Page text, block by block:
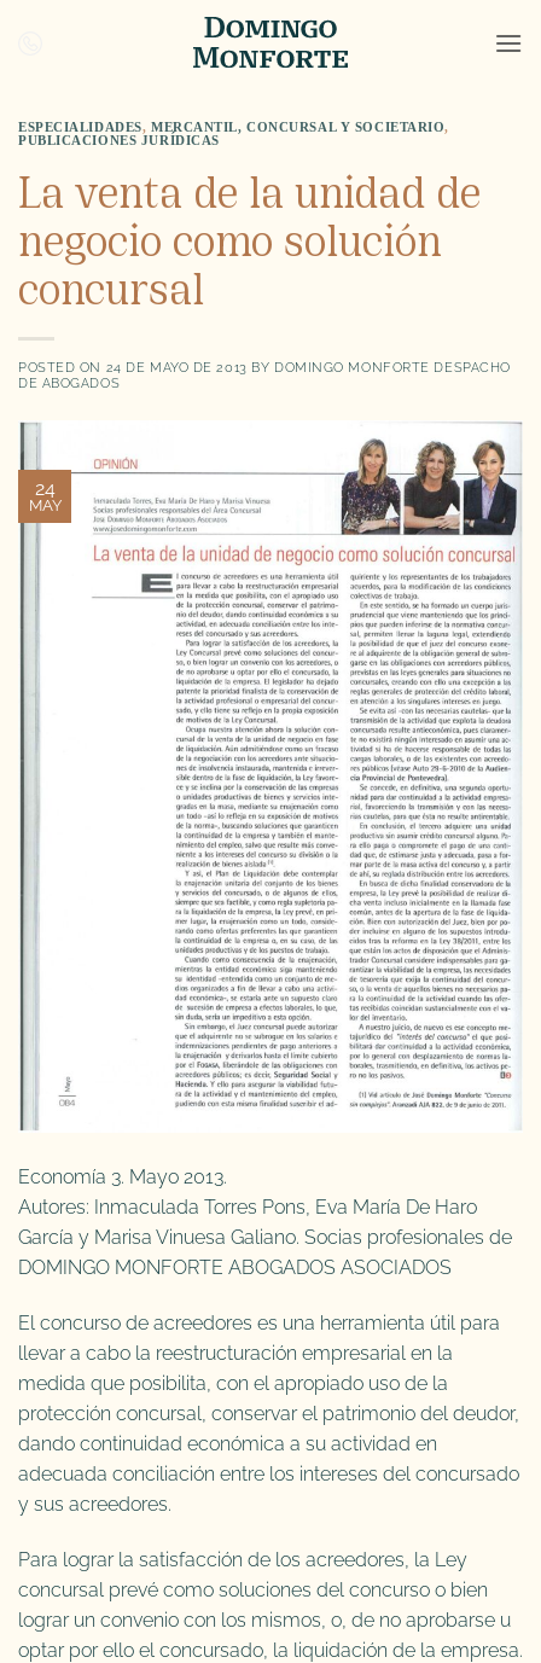
ESPECIALIDADES, MERCANTIL, CONCURSAL Y SOCIETARIO,
PUBLICACIONES JURÍDICAS
La venta de la unidad de
negocio como solución
concursal
POSTED ON 24 DE MAYO DE 2013 BY DOMINGO MONFORTE DESPACHO
DE ABOGADOS
24
MAY
Economía 3. Mayo 2013.
Autores: Inmaculada Torres Pons, Eva María De Haro
García y Marisa Vinuesa Galiano. Socias profesionales de
DOMINGO MONFORTE ABOGADOS ASOCIADOS
El concurso de acreedores es una herramienta útil para
llevar a cabo la reestructuración empresarial en la
medida que posibilita, con el apropiado uso de la
protección concursal, conservar el patrimonio del deudor,
dando continuidad económica a su actividad en
adecuada conciliación entre los intereses del concursado
y sus acreedores.
Para lograr la satisfacción de los acreedores, la Ley
concursal prevé como soluciones del concurso o bien
lograr un convenio con los mismos, o, de no aprobarse u
optar por ello el concursado, la liquidación de la empresa.